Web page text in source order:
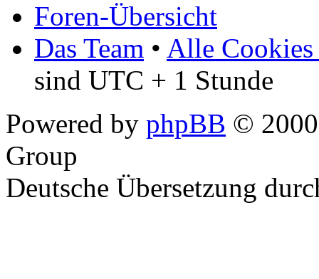
Foren-Übersicht
Das Team • Alle Cookies
sind UTC + 1 Stunde
Powered by phpBB ©
Group
Deutsche Übersetzung